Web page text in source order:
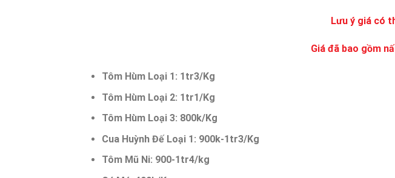
Lưu ý giá có
Giá đã bao gồm
Tôm Hùm Loại 1: 1tr3/Kg
Tôm Hùm Loại 2: 1tr1/Kg
Tôm Hùm Loại 3: 800k/Kg
Cua Huỳnh Đế Loại 1: 900k-1tr3/Kg
Tôm Mũ Ni: 900-1tr4/kg